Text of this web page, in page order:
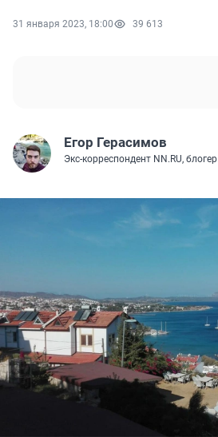
31 января 2023, 18:00 39 613
Егор Герасимов
Экс-корреспондент NN.RU, блогер